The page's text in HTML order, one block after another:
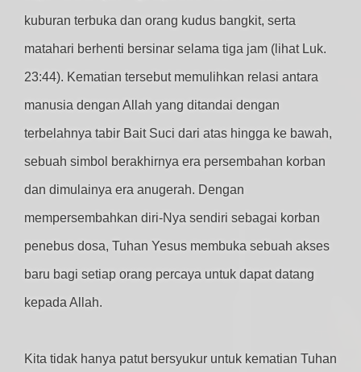
kuburan terbuka dan orang kudus bangkit, serta
matahari berhenti bersinar selama tiga jam (lihat Luk.
23:44). Kematian tersebut memulihkan relasi antara
manusia dengan Allah yang ditandai dengan
terbelahnya tabir Bait Suci dari atas hingga ke bawah,
sebuah simbol berakhirnya era persembahan korban
dan dimulainya era anugerah. Dengan
mempersembahkan diri-Nya sendiri sebagai korban
penebus dosa, Tuhan Yesus membuka sebuah akses
baru bagi setiap orang percaya untuk dapat datang
kepada Allah.
Kita tidak hanya patut bersyukur untuk kematian Tuhan